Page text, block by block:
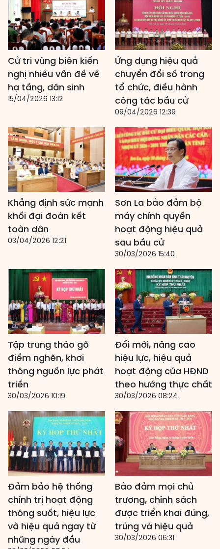
Cử tri vùng biên kiến
nghị nhiều vấn đề về
hạ tầng, dân sinh
15/04/2026 13:12
Ứng dụng hiệu quả
chuyển đổi số trong
tổ chức, điều hành
công tác bầu cử
09/04/2026 12:39
Khẳng định sức mạnh
khối đại đoàn kết
toàn dân
03/04/2026 12:21
Sơn La bảo đảm bộ
máy chính quyền
hoạt động hiệu quả
sau bầu cử
30/03/2026 15:40
Tập trung tháo gỡ
điểm nghẽn, khơi
thông nguồn lực phát
triển
30/03/2026 10:19
Đổi mới, nâng cao
hiệu lực, hiệu quả
hoạt động của HĐND
theo hướng thực chất
30/03/2026 08:24
Đảm bảo hệ thống
chính trị hoạt động
thông suốt, hiệu lực
và hiệu quả ngay từ
những ngày đầu
Bảo đảm mọi chủ
trương, chính sách
được triển khai đúng,
trúng và hiệu quả
30/03/2026 06:31